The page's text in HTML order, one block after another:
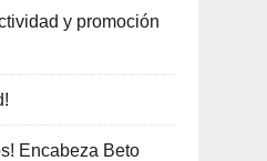
y promoción
Encabeza Beto